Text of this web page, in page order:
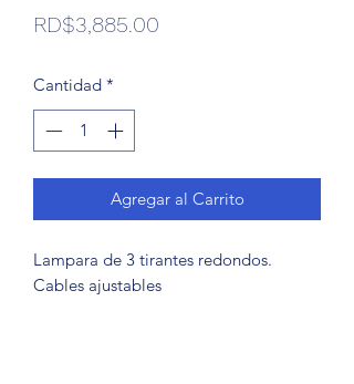
RD$3,885.00
Cantidad *
Agregar al Carrito
Lampara de 3 tirantes redondos.
Cables ajustables